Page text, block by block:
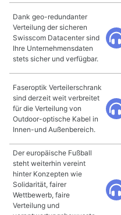
Dank geo-redundanter
Verteilung der sicheren
Swisscom Datacenter sind
Ihre Unternehmensdaten
stets sicher und verfügbar.
Faseroptik Verteilerschrank
sind derzeit weit verbreitet
für die Verteilung von
Outdoor-optische Kabel in
Innen-und Außenbereich.
Der europäische Fußball
steht weiterhin vereint
hinter Konzepten wie
Solidarität, fairer
Wettbewerb, faire
Verteilung und